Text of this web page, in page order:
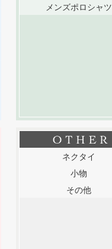
メンズポロシャツ
ネクタイ
小物
その他